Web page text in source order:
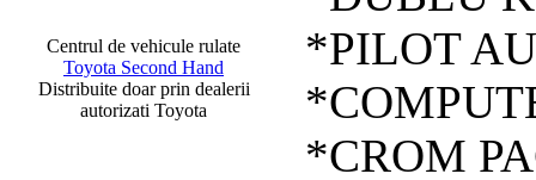
Centrul de vehicule rulate
Toyota Second Hand
Distribuite doar prin dealerii
autorizati Toyota
*PILOT
*CROM